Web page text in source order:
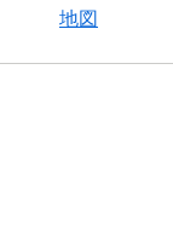
地図